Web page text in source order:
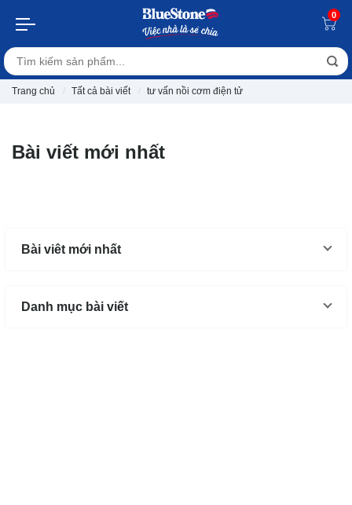
0
Trang chủ Tất cả bài viết tư vấn nồi cơm điện tử
Bài viết mới nhất
Bài viêt mới nhất
Danh mục bài viết